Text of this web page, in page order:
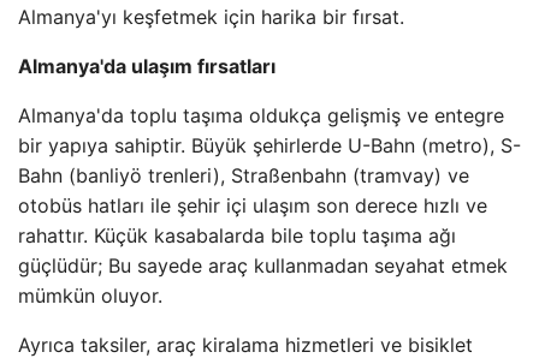
Almanya'yı keşfetmek için harika bir fırsat.
Almanya'da ulaşım fırsatları
Almanya'da toplu taşıma oldukça gelişmiş ve entegre
bir yapıya sahiptir. Büyük şehirlerde U-Bahn (metro), S-
Bahn (banliyö trenleri), Straßenbahn (tramvay) ve
otobüs hatları ile şehir içi ulaşım son derece hızlı ve
rahattır. Küçük kasabalarda bile toplu taşıma ağı
güçlüdür; Bu sayede araç kullanmadan seyahat etmek
mümkün oluyor.
Ayrıca taksiler, araç kiralama hizmetleri ve bisiklet